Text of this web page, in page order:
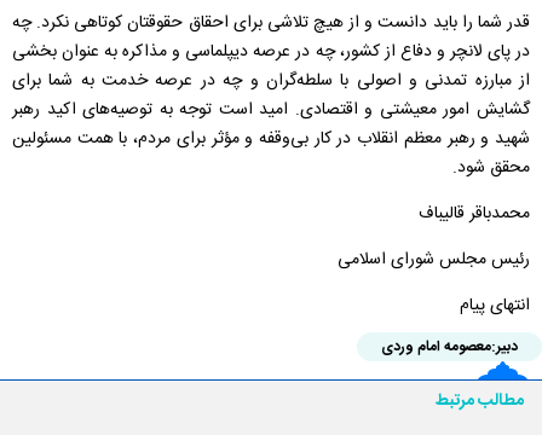
قدر شما را باید دانست و از هیچ تلاشی برای احقاق حقوقتان کوتاهی نکرد. چه
در پای لانچر و دفاع از کشور، چه در عرصه دیپلماسی و مذاکره به عنوان بخشی
از مبارزه‌ تمدنی و اصولی با سلطه‌گران و چه در عرصه خدمت به شما برای
گشایش امور معیشتی و اقتصادی. امید است توجه به توصیه‌های اکید رهبر
شهید و رهبر معظم انقلاب در کار بی‌وقفه و مؤثر برای مردم، با همت مسئولین
محقق شود.
محمدباقر قالیباف
رئیس مجلس شورای اسلامی
انتهای پیام
دبیر:معصومه امام وردی
مطالب مرتبط